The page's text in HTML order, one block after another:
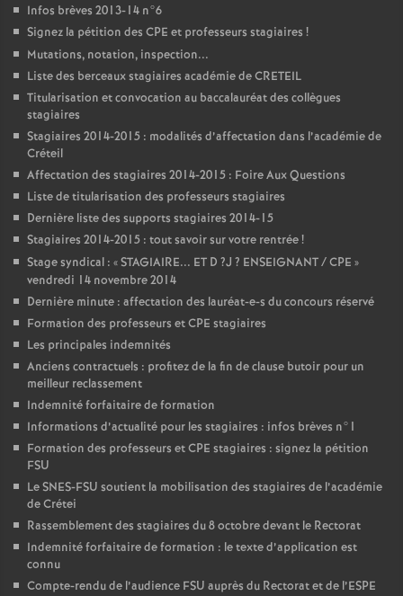
Infos brèves 2013-14 n°6
Signez la pétition des CPE et professeurs stagiaires !
Mutations, notation, inspection...
Liste des berceaux stagiaires académie deCRETEIL
Titularisation et convocation au baccalauréat des collègues
stagiaires
Stagiaires 2014-2015 : modalités d’affectation dans l’académie de
Créteil
Affectation des stagiaires 2014-2015 : Foire Aux Questions
Liste de titularisation des professeurs stagiaires
Dernière liste des supports stagiaires 2014-15
Stagiaires 2014-2015 : tout savoir sur votre rentrée!
Stage syndical : «STAGIAIRE... ET D ?J ? ENSEIGNANT/CPE »
vendredi 14 novembre 2014
Dernière minute : affectation des lauréat-e-s du concours réservé
Formation des professeurs etCPE stagiaires
Les principales indemnités
Anciens contractuels : profitez de la fin de clause butoir pour un
meilleur reclassement
Indemnité forfaitaire de formation
Informations d’actualité pour les stagiaires : infos brèves n°1
Formation des professeurs etCPE stagiaires : signez la pétition
FSU
LeSNES-FSU soutient la mobilisation des stagiaires de l’académie
de Crétei
Rassemblement des stagiaires du 8 octobre devant le Rectorat
Indemnité forfaitaire de formation : le texte d’application est
connu
Compte-rendu de l’audience FSU auprès du Rectorat et de l’ESPE